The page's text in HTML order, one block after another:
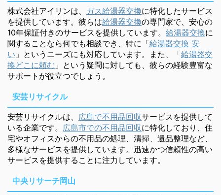
株式会社アイリンは、 ガス給湯器交換に特化したサービス
を提供しています。彼らは給湯器交換の専門家で、安心の
10年保証付きのサービスを提供しています。 給湯器交換に
関することなら何でも相談でき、特に「給湯器交換 安
い 」というニーズにも対応しています。また、「給湯器交
換どこに頼む 」という疑問に対しても、彼らの経験豊富な
サポートが役立つでしょう。
安芸リサイクル
安芸リサイクルは、 広島で不用品回収サービスを提供して
いる企業です。 広島市での不用品回収に特化しており、住
宅やオフィスからの不用品の処理、清掃、遺品整理など、
多様なサービスを提供しています。迅速かつ信頼性の高い
サービスを提供することに注力しています。
中央リサーチ岡山